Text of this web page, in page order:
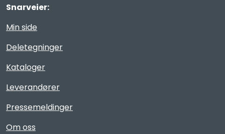
Snarveier:
Min side
Deletegninger
Kataloger
Leverandører
Pressemeldinger
Om oss